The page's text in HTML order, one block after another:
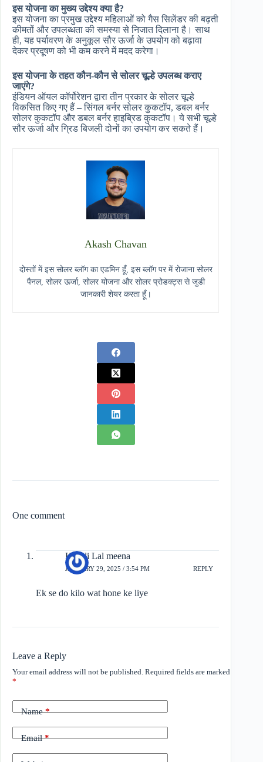
इस योजना का मुख्य उद्देश्य क्या है?
इस योजना का प्रमुख उद्देश्य महिलाओं को गैस सिलेंडर की बढ़ती
कीमतों और उपलब्धता की समस्या से निजात दिलाना है। साथ
ही, यह पर्यावरण के अनुकूल सौर ऊर्जा के उपयोग को बढ़ावा
देकर प्रदूषण को भी कम करने में मदद करेगा।
इस योजना के तहत कौन-कौन से सोलर चूल्हे उपलब्ध कराए
जाएंगे?
इंडियन ऑयल कॉर्पोरेशन द्वारा तीन प्रकार के सोलर चूल्हे
विकसित किए गए हैं – सिंगल बर्नर सोलर कुकटॉप, डबल बर्नर
सोलर कुकटॉप और डबल बर्नर हाइब्रिड कुकटॉप। ये सभी चूल्हे
सौर ऊर्जा और ग्रिड बिजली दोनों का उपयोग कर सकते हैं।
Akash Chavan
दोस्तों में इस सोलर ब्लॉग का एडमिन हूँ, इस ब्लॉग पर में रोजाना सोलर
पैनल, सोलर ऊर्जा, सोलर योजना और सोलर प्रोडक्ट्स से जुडी
जानकारी शेयर करता हूँ।
One comment
Kirodi Lal meena
JANUARY 29, 2025 / 3:54 PM REPLY
Ek se do kilo wat hone ke liye
Leave a Reply
Your email address will not be published. Required fields are marked
*
Name*
Email*